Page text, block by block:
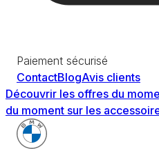
Paiement sécurisé
ContactBlogAvis clients
Découvrir les offres du
du moment sur les